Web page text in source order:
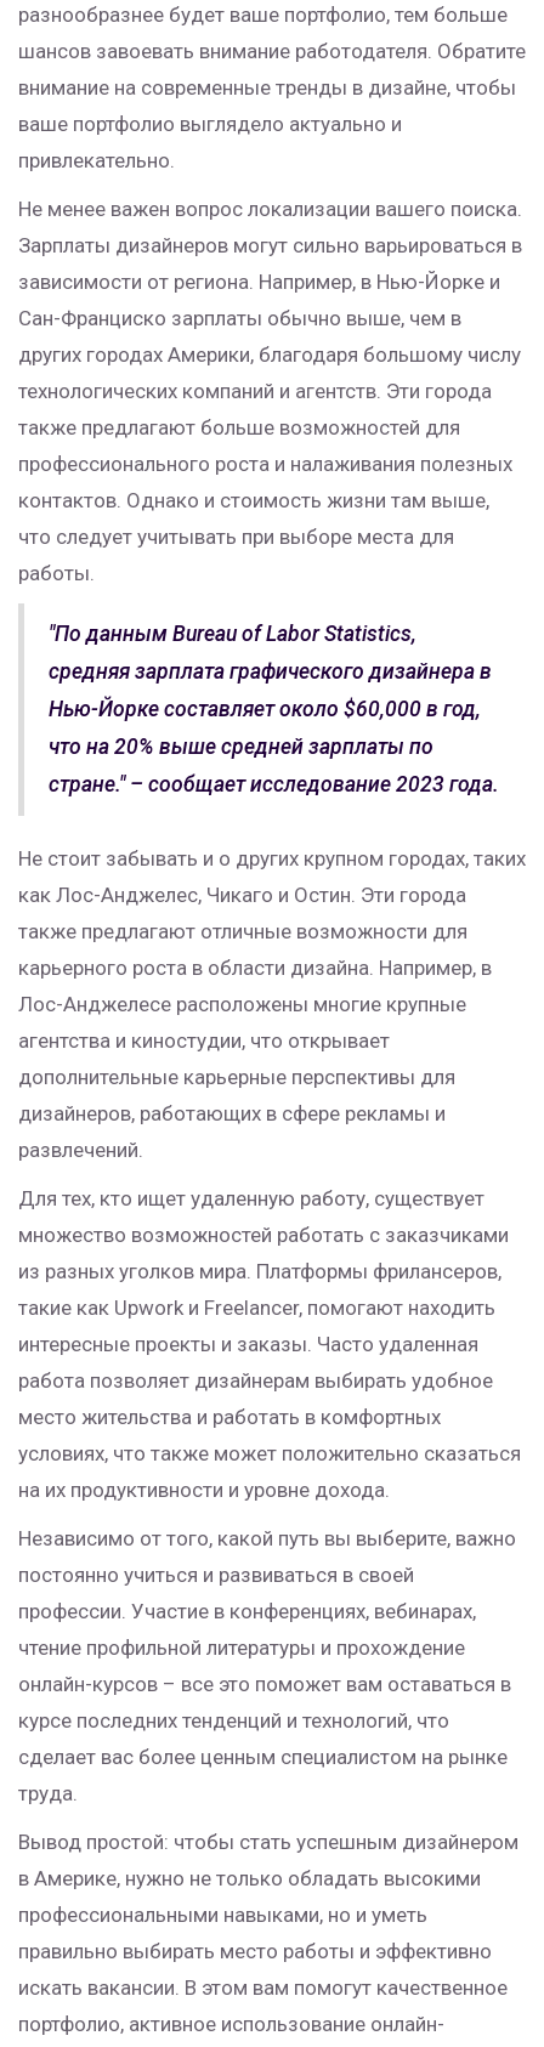
разнообразнее будет ваше портфолио, тем больше
шансов завоевать внимание работодателя. Обратите
внимание на современные тренды в дизайне, чтобы
ваше портфолио выглядело актуально и
привлекательно.
Не менее важен вопрос локализации вашего поиска.
Зарплаты дизайнеров могут сильно варьироваться в
зависимости от региона. Например, в Нью-Йорке и
Сан-Франциско зарплаты обычно выше, чем в
других городах Америки, благодаря большому числу
технологических компаний и агентств. Эти города
также предлагают больше возможностей для
профессионального роста и налаживания полезных
контактов. Однако и стоимость жизни там выше,
что следует учитывать при выборе места для
работы.
"По данным Bureau of Labor Statistics,
средняя зарплата графического дизайнера в
Нью-Йорке составляет около $60,000 в год,
что на 20% выше средней зарплаты по
стране." – сообщает исследование 2023 года.
Не стоит забывать и о других крупном городах, таких
как Лос-Анджелес, Чикаго и Остин. Эти города
также предлагают отличные возможности для
карьерного роста в области дизайна. Например, в
Лос-Анджелесе расположены многие крупные
агентства и киностудии, что открывает
дополнительные карьерные перспективы для
дизайнеров, работающих в сфере рекламы и
развлечений.
Для тех, кто ищет удаленную работу, существует
множество возможностей работать с заказчиками
из разных уголков мира. Платформы фрилансеров,
такие как Upwork и Freelancer, помогают находить
интересные проекты и заказы. Часто удаленная
работа позволяет дизайнерам выбирать удобное
место жительства и работать в комфортных
условиях, что также может положительно сказаться
на их продуктивности и уровне дохода.
Независимо от того, какой путь вы выберите, важно
постоянно учиться и развиваться в своей
профессии. Участие в конференциях, вебинарах,
чтение профильной литературы и прохождение
онлайн-курсов – все это поможет вам оставаться в
курсе последних тенденций и технологий, что
сделает вас более ценным специалистом на рынке
труда.
Вывод простой: чтобы стать успешным дизайнером
в Америке, нужно не только обладать высокими
профессиональными навыками, но и уметь
правильно выбирать место работы и эффективно
искать вакансии. В этом вам помогут качественное
портфолио, активное использование онлайн-